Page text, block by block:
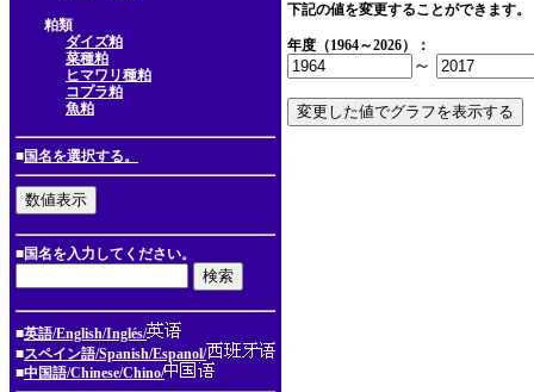
粕類
ダイズ粕
菜種粕
ヒマワリ種粕
コプラ粕
魚粕
■国名を選択する。
■国名を入力してください。
■英語/English/Inglés/
■スペイン語/Spanish/Espanol/
■中国語/Chinese/Chino/
下記の値を変更することができます。
年度（1964～2026）：
～